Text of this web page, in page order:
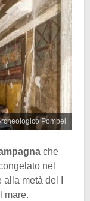
Pompei
che
nel
alla metà del I
mare.